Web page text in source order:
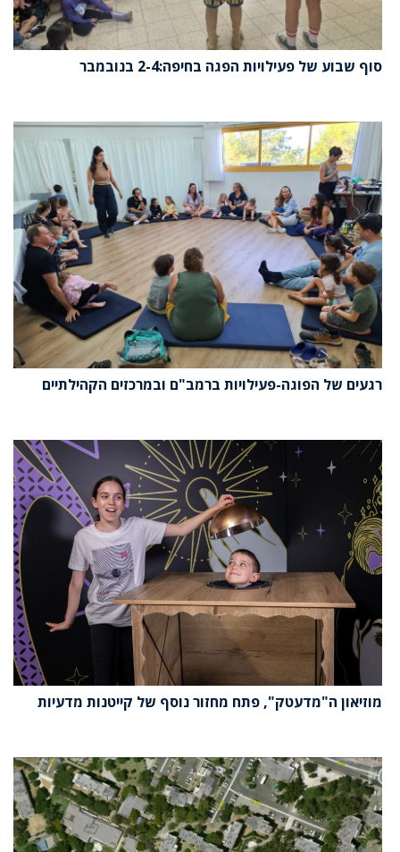
סוף שבוע של פעילויות הפגה בחיפה:2-4 בנובמבר
רגעים של הפוגה-פעילויות ברמב"ם ובמרכזים הקהילתיים
מוזיאון ה"מדעטק", פתח מחזור נוסף של קייטנות מדעיות